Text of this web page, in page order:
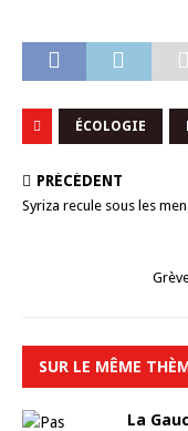
ÉCOLOGIE
PRÉCÉDENT
Syriza recule sous les
SUR LE MÊME
La